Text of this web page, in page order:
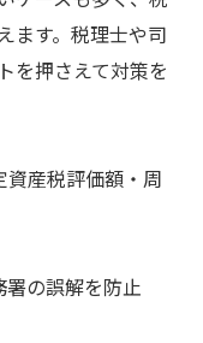
ます。税理士や司
を押さえて対策を
産税評価額・周
の誤解を防止